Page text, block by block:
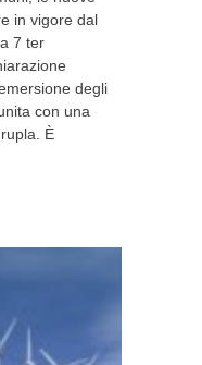
in vigore dal
7 ter
degli
con una
È